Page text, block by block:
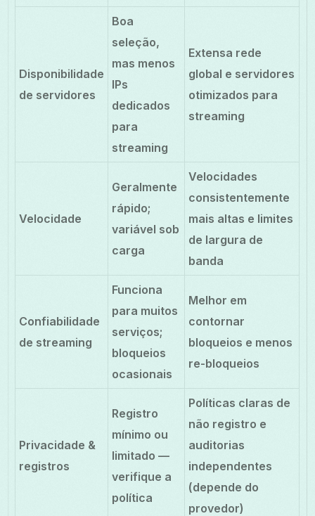
Disponibilidade
de servidores
Boa
seleção,
mas menos
IPs
dedicados
para
streaming
Extensa rede
global e servidores
otimizados para
streaming
Velocidade
Geralmente
rápido;
variável sob
carga
Velocidades
consistentemente
mais altas e limites
de largura de
banda
Confiabilidade
de streaming
Funciona
para muitos
serviços;
bloqueios
ocasionais
Melhor em
contornar
bloqueios e menos
re-bloqueios
Privacidade &
registros
Registro
mínimo ou
limitado —
verifique a
política
Políticas claras de
não registro e
auditorias
independentes
(depende do
provedor)